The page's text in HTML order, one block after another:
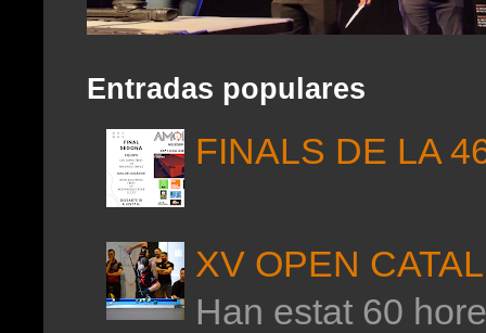
Entradas populares
FINALS DE LA
XV OPEN
Han estat 60